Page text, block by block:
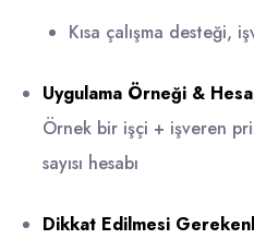
Kısa çalışma desteği,
Uygulama Örneği &
Örnek bir işçi + işveren
sayısı hesabı
Dikkat Edilmesi